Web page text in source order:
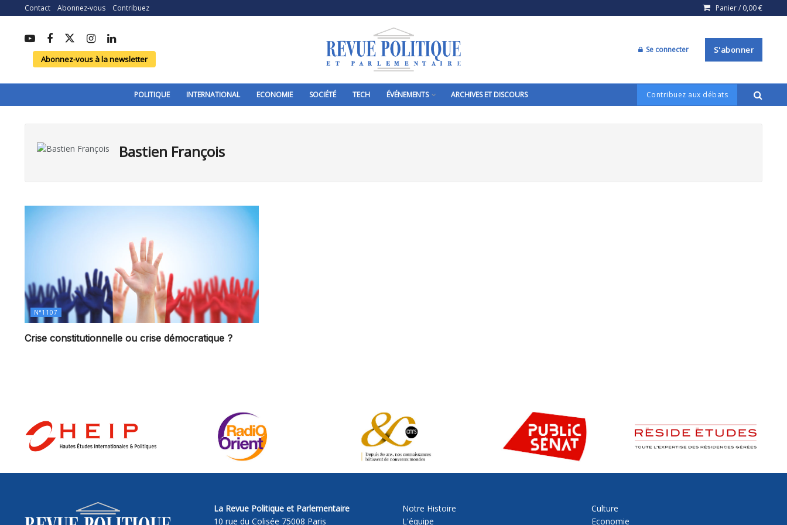
Contact Abonnez-vous Contribuez Panier / 0,00€
Abonnez-vous à la newsletter
Se connecter S'abonner
POLITIQUE INTERNATIONAL ECONOMIE SOCIÉTÉ TECH ÉVÉNEMENTS ARCHIVES ET DISCOURS Contribuez aux débats
Bastien François
N°1107
Crise constitutionnelle ou crise démocratique ?
La Revue Politique et Parlementaire
10 rue du Colisée 75008 Paris
Notre Histoire
L'équipe
Culture
Economie